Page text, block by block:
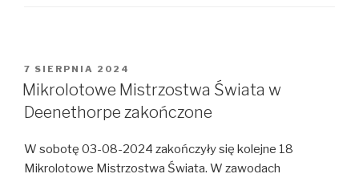
OPUBLIKOWANE
W
7 SIERPNIA 2024
Mikrolotowe Mistrzostwa Świata w
Deenethorpe zakończone
W sobotę 03-08-2024 zakończyły się kolejne 18
Mikrolotowe Mistrzostwa Świata. W zawodach